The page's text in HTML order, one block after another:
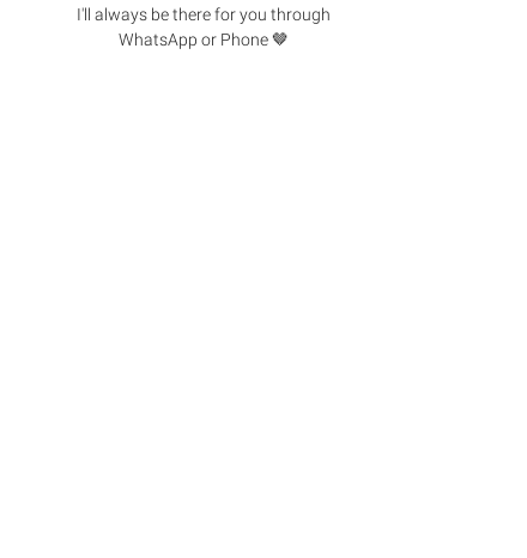
I'll always be there for you through
WhatsApp or Phone 🤎